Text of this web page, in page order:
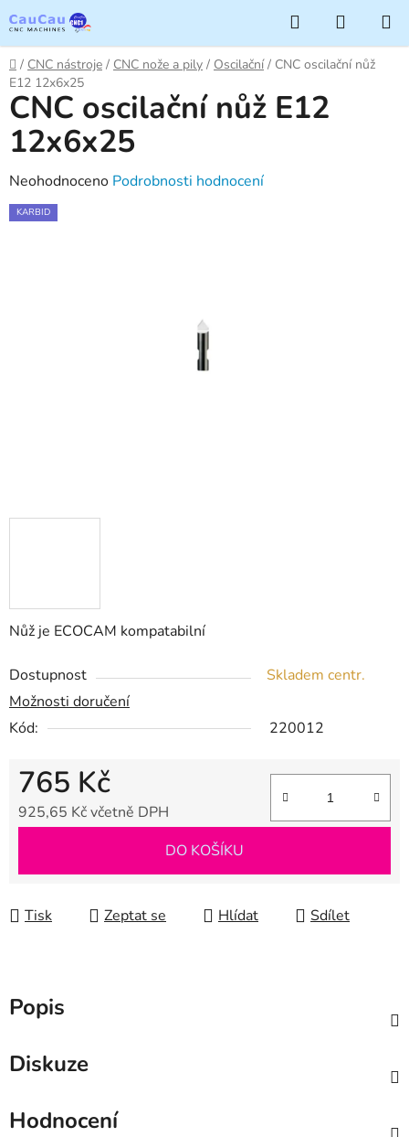
na
obsah
Hledat
KOŠÍK
Domů
/ CNC nástroje / CNC nože a pily / Oscilační / CNC oscilační nůž
E12 12x6x25
Nůž je ECOCAM kompatabilní
Dostupnost
Skladem centr.
Možnosti doručení
Kód:
220012
765 Kč
925,65 Kč včetně DPH
DO KOŠÍKU
Tisk Zeptat se Hlídat Sdílet
CNC oscilační nůž E12
12x6x25
Průměrné
hodnocení
Neohodnoceno Podrobnosti hodnocení
KARBID
Popis
Diskuze
Hodnocení